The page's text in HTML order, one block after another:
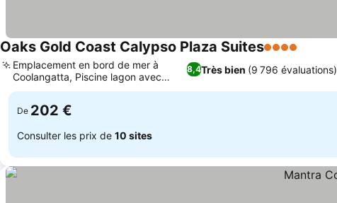
Oaks Gold Coast Calypso Plaza Suites4 Étoiles
8,4Très bien (9 796 évaluations)
Emplacement en bord de mer à
Coolangatta, Piscine lagon avec
toboggans
De 202 €
Consulter les prix de 10 sites